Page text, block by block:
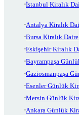
İstanbul Kiralık
Antalya Kiralık
Bursa Kiralık Daire
Eskişehir Kiralık
Bayrampaşa
Gaziosmanpaşa
Esenler Günlük
Mersin Günlük
Ankara Günlük